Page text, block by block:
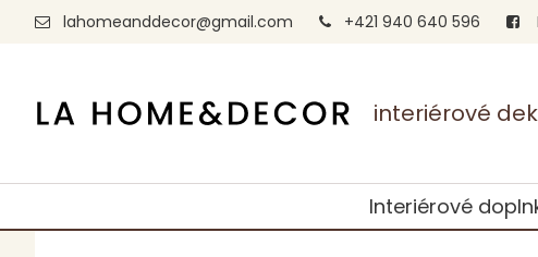
interiérové
lahomeanddecor@gmail.com +421 940 640 596
Interiérové